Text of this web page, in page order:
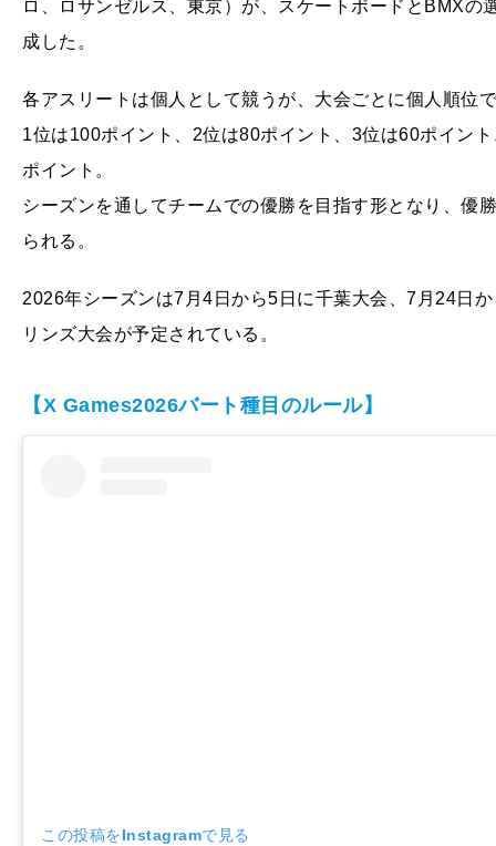
ロ、ロサンゼルス、東京）が、スケートボードとBMX
成した。
各アスリートは個人として競うが、大会ごとに個人順位
1位は100ポイント、2位は80ポイント、3位は60ポイン
ポイント。
シーズンを通してチームでの優勝を目指す形となり、優
られる。
2026年シーズンは7月4日から5日に千葉大会、7月24日
リンズ大会が予定されている。
【X Games2026バート種目のルール】
この投稿をInstagramで見る